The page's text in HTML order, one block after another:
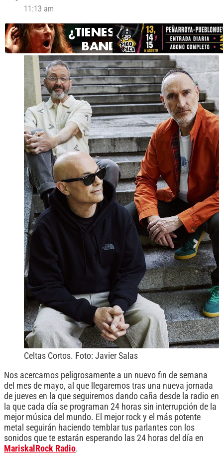
11:13 am
Celtas Cortos. Foto: Javier Salas
Nos acercamos peligrosamente a un nuevo fin de semana
del mes de mayo, al que llegaremos tras una nueva jornada
de jueves en la que seguiremos dando caña desde la radio en
la que cada día se programan 24 horas sin interrupción de la
mejor música del mundo. El mejor rock y el más potente
metal seguirán haciendo temblar tus parlantes con los
sonidos que te estarán esperando las 24 horas del día en
MariskalRock Radio.